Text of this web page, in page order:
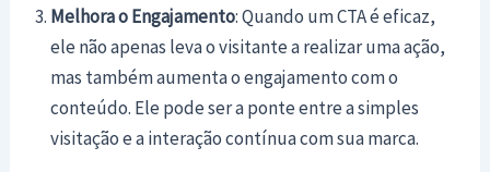
Melhora o Engajamento: Quando um CTA é eficaz,
ele não apenas leva o visitante a realizar uma ação,
mas também aumenta o engajamento com o
conteúdo. Ele pode ser a ponte entre a simples
visitação e a interação contínua com sua marca.